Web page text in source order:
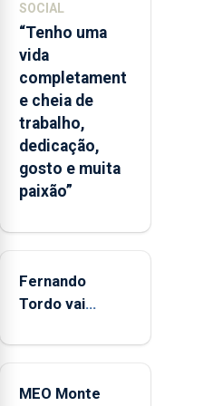
das
Flores
apresenta
um
“decréscimo
significativo”
da
CPUE
entre
2022
SOCIAL
“Tenho uma
vida
completament
e cheia de
trabalho,
dedicação,
gosto e muita
paixão”
Fernando
Tordo vai
anos de
Coliseu
MEO Monte